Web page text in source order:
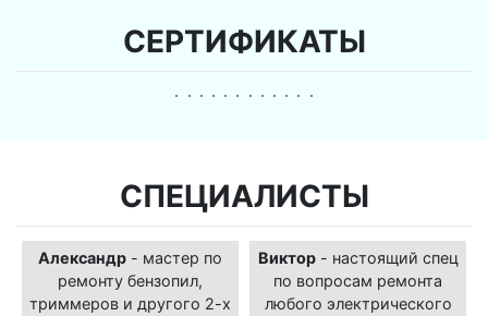
СЕРТИФИКАТЫ
СПЕЦИАЛИСТЫ
Александр - мастер по
ремонту бензопил,
триммеров и другого 2-х
Виктор- настоящий спец
по вопросам ремонта
любого электрического